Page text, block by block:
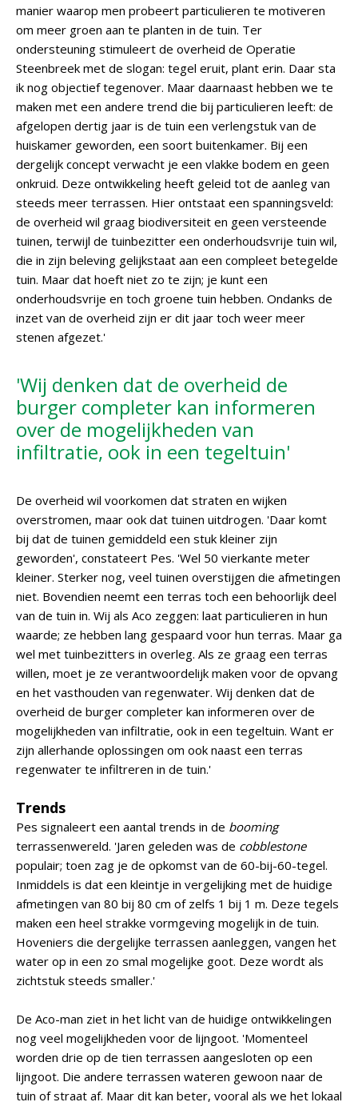
manier waarop men probeert particulieren te motiveren
om meer groen aan te planten in de tuin. Ter
ondersteuning stimuleert de overheid de Operatie
Steenbreek met de slogan: tegel eruit, plant erin. Daar sta
ik nog objectief tegenover. Maar daarnaast hebben we te
maken met een andere trend die bij particulieren leeft: de
afgelopen dertig jaar is de tuin een verlengstuk van de
huiskamer geworden, een soort buitenkamer. Bij een
dergelijk concept verwacht je een vlakke bodem en geen
onkruid. Deze ontwikkeling heeft geleid tot de aanleg van
steeds meer terrassen. Hier ontstaat een spanningsveld:
de overheid wil graag biodiversiteit en geen versteende
tuinen, terwijl de tuinbezitter een onderhoudsvrije tuin wil,
die in zijn beleving gelijkstaat aan een compleet betegelde
tuin. Maar dat hoeft niet zo te zijn; je kunt een
onderhoudsvrije en toch groene tuin hebben. Ondanks de
inzet van de overheid zijn er dit jaar toch weer meer
stenen afgezet.'
'Wij denken dat de overheid de
burger completer kan informeren
over de mogelijkheden van
infiltratie, ook in een tegeltuin'
De overheid wil voorkomen dat straten en wijken
overstromen, maar ook dat tuinen uitdrogen. 'Daar komt
bij dat de tuinen gemiddeld een stuk kleiner zijn
geworden', constateert Pes. 'Wel 50 vierkante meter
kleiner. Sterker nog, veel tuinen overstijgen die afmetingen
niet. Bovendien neemt een terras toch een behoorlijk deel
van de tuin in. Wij als Aco zeggen: laat particulieren in hun
waarde; ze hebben lang gespaard voor hun terras. Maar ga
wel met tuinbezitters in overleg. Als ze graag een terras
willen, moet je ze verantwoordelijk maken voor de opvang
en het vasthouden van regenwater. Wij denken dat de
overheid de burger completer kan informeren over de
mogelijkheden van infiltratie, ook in een tegeltuin. Want er
zijn allerhande oplossingen om ook naast een terras
regenwater te infiltreren in de tuin.'
Trends
Pes signaleert een aantal trends in de booming
terrassenwereld. 'Jaren geleden was de cobblestone
populair; toen zag je de opkomst van de 60-bij-60-tegel.
Inmiddels is dat een kleintje in vergelijking met de huidige
afmetingen van 80 bij 80 cm of zelfs 1 bij 1 m. Deze tegels
maken een heel strakke vormgeving mogelijk in de tuin.
Hoveniers die dergelijke terrassen aanleggen, vangen het
water op in een zo smal mogelijke goot. Deze wordt als
zichtstuk steeds smaller.'
De Aco-man ziet in het licht van de huidige ontwikkelingen
nog veel mogelijkheden voor de lijngoot. 'Momenteel
worden drie op de tien terrassen aangesloten op een
lijngoot. Die andere terrassen wateren gewoon naar de
tuin of straat af. Maar dit kan beter, vooral als we het lokaal